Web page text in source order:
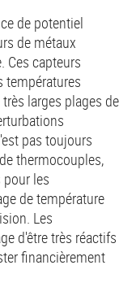
de potentiel
de métaux
Ces capteurs
températures
larges plages de
pas toujours
thermocouples,
les
de température
Les
d'être très réactifs
financièrement